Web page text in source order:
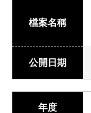
檔案名稱
公開日期
年度